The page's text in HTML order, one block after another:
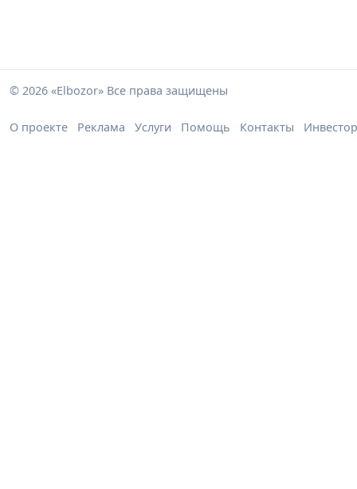
© 2026 «Elbozor» Все права защищены
О проекте Реклама Услуги Помощь Контакты